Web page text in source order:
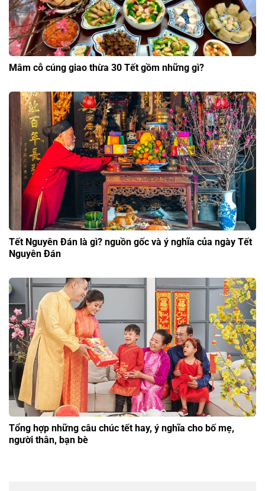
Mâm cỗ cúng giao thừa 30 Tết gồm những gì?
Tết Nguyên Đán là gì? nguồn gốc và ý nghĩa của ngày Tết
Nguyên Đán
Tổng hợp những câu chúc tết hay, ý nghĩa cho bố mẹ,
người thân, bạn bè